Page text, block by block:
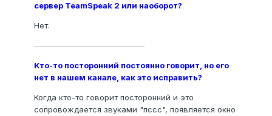
сервер TeamSpeak 2 или наоборот?
Нет.
——————————————
Кто-то посторонний постоянно говорит, но его
нет в нашем канале, как это исправить?
Когда кто-то говорит посторонний и это
сопровождается звуками "пссс", появляется окно